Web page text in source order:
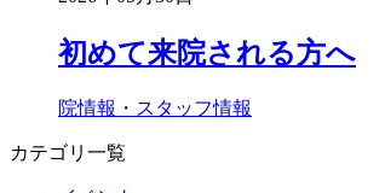
初めて来院される方へ
院情報・スタッフ情報
カテゴリ一覧